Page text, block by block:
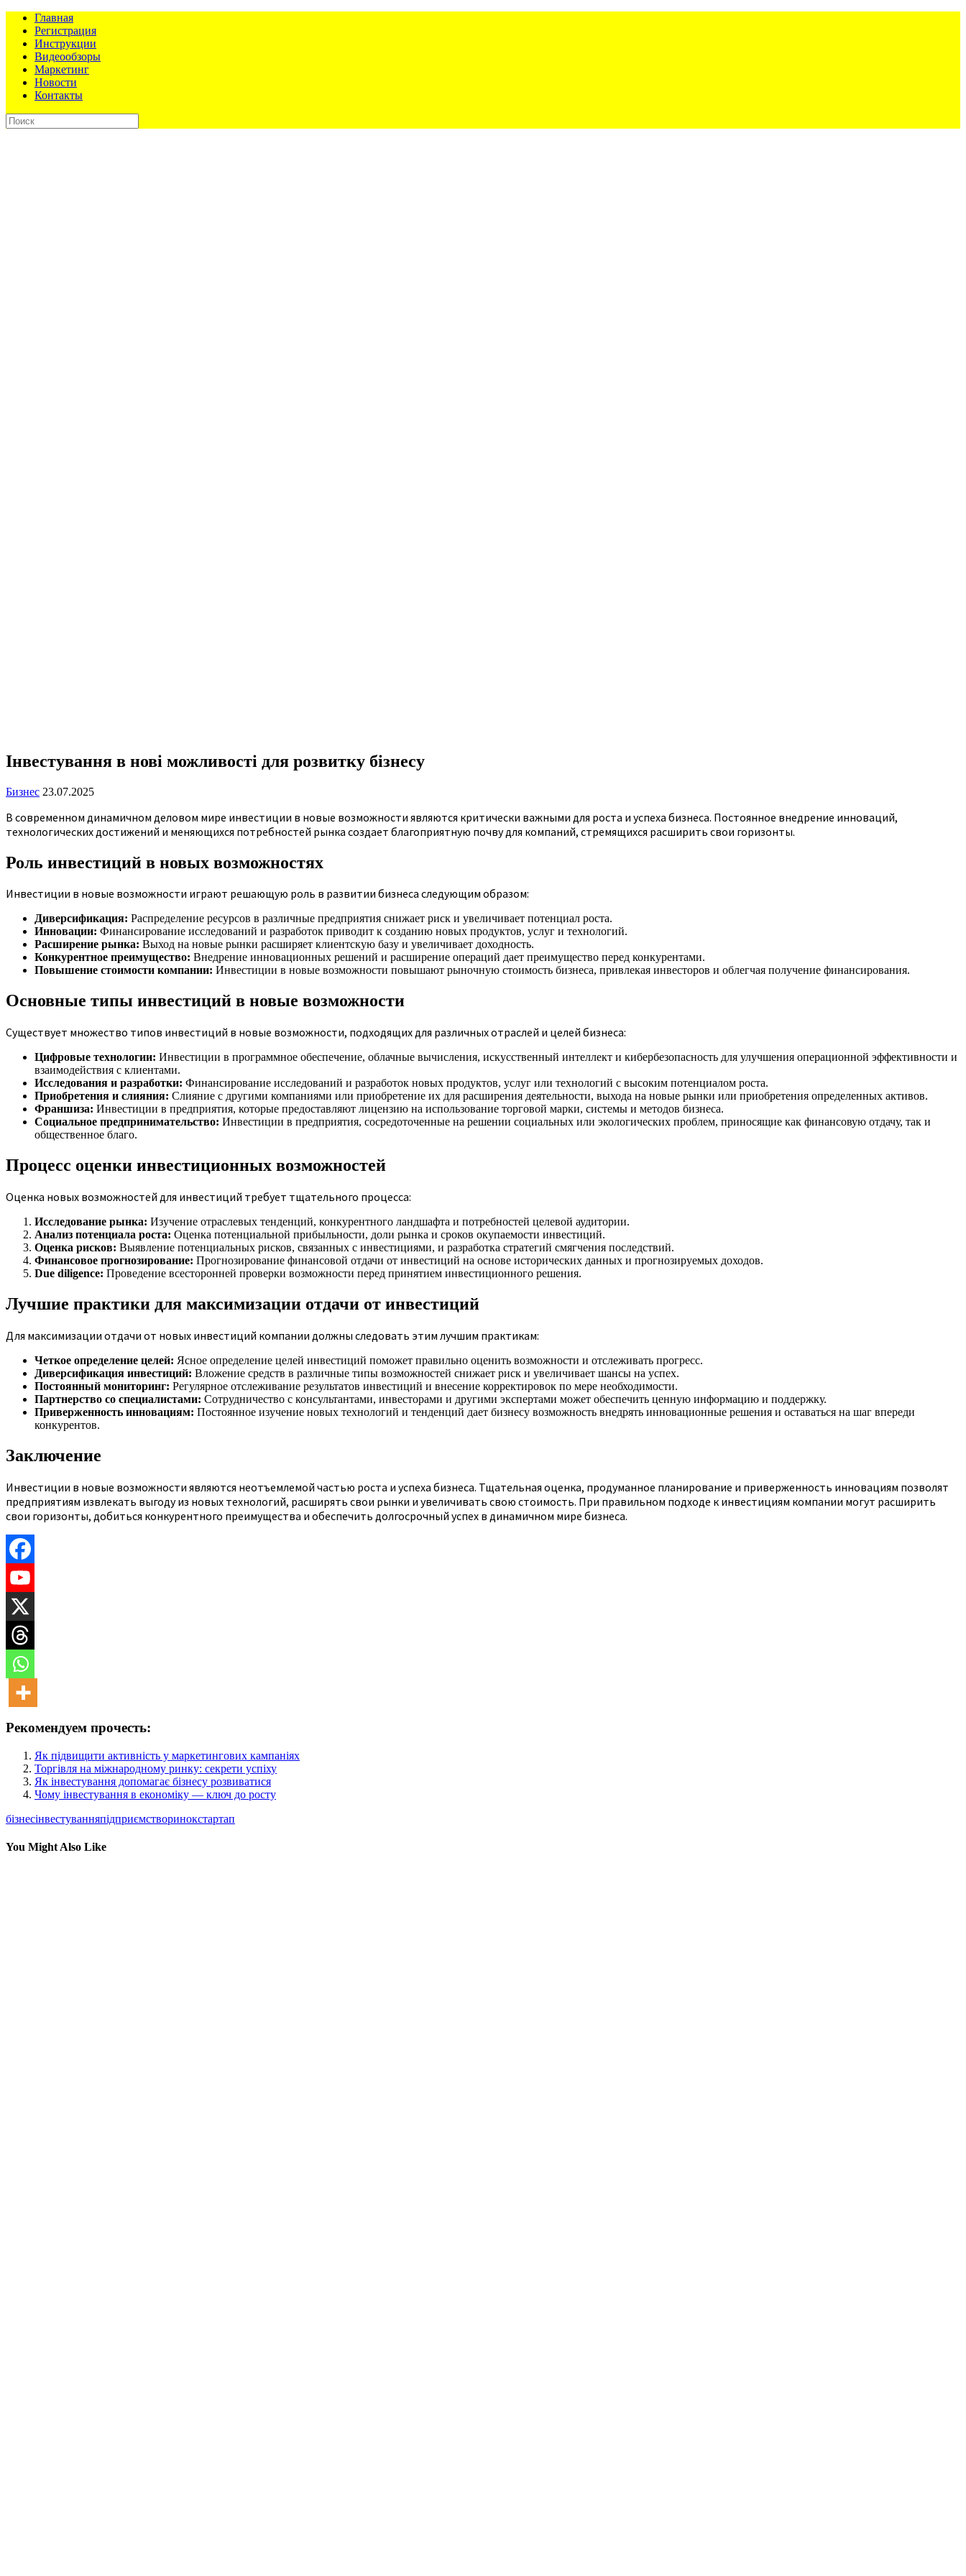
Главная
Регистрация
Инструкции
Видеообзоры
Маркетинг
Новости
Контакты
Інвестування в нові можливості для розвитку бізнесу
Бизнес 23.07.2025
В современном динамичном деловом мире инвестиции в новые возможности являются критически важными для роста и успеха бизнеса. Постоянное внедрение инноваций,
технологических достижений и меняющихся потребностей рынка создает благоприятную почву для компаний, стремящихся расширить свои горизонты.
Роль инвестиций в новых возможностях
Инвестиции в новые возможности играют решающую роль в развитии бизнеса следующим образом:
Диверсификация: Распределение ресурсов в различные предприятия снижает риск и увеличивает потенциал роста.
Инновации: Финансирование исследований и разработок приводит к созданию новых продуктов, услуг и технологий.
Расширение рынка: Выход на новые рынки расширяет клиентскую базу и увеличивает доходность.
Конкурентное преимущество: Внедрение инновационных решений и расширение операций дает преимущество перед конкурентами.
Повышение стоимости компании: Инвестиции в новые возможности повышают рыночную стоимость бизнеса, привлекая инвесторов и облегчая получение финансирования.
Основные типы инвестиций в новые возможности
Существует множество типов инвестиций в новые возможности, подходящих для различных отраслей и целей бизнеса:
Цифровые технологии: Инвестиции в программное обеспечение, облачные вычисления, искусственный интеллект и кибербезопасность для улучшения операционной эффективности и
взаимодействия с клиентами.
Исследования и разработки: Финансирование исследований и разработок новых продуктов, услуг или технологий с высоким потенциалом роста.
Приобретения и слияния: Слияние с другими компаниями или приобретение их для расширения деятельности, выхода на новые рынки или приобретения определенных активов.
Франшиза: Инвестиции в предприятия, которые предоставляют лицензию на использование торговой марки, системы и методов бизнеса.
Социальное предпринимательство: Инвестиции в предприятия, сосредоточенные на решении социальных или экологических проблем, приносящие как финансовую отдачу, так и
общественное благо.
Процесс оценки инвестиционных возможностей
Оценка новых возможностей для инвестиций требует тщательного процесса:
Исследование рынка: Изучение отраслевых тенденций, конкурентного ландшафта и потребностей целевой аудитории.
Анализ потенциала роста: Оценка потенциальной прибыльности, доли рынка и сроков окупаемости инвестиций.
Оценка рисков: Выявление потенциальных рисков, связанных с инвестициями, и разработка стратегий смягчения последствий.
Финансовое прогнозирование: Прогнозирование финансовой отдачи от инвестиций на основе исторических данных и прогнозируемых доходов.
Due diligence: Проведение всесторонней проверки возможности перед принятием инвестиционного решения.
Лучшие практики для максимизации отдачи от инвестиций
Для максимизации отдачи от новых инвестиций компании должны следовать этим лучшим практикам:
Четкое определение целей: Ясное определение целей инвестиций поможет правильно оценить возможности и отслеживать прогресс.
Диверсификация инвестиций: Вложение средств в различные типы возможностей снижает риск и увеличивает шансы на успех.
Постоянный мониторинг: Регулярное отслеживание результатов инвестиций и внесение корректировок по мере необходимости.
Партнерство со специалистами: Сотрудничество с консультантами, инвесторами и другими экспертами может обеспечить ценную информацию и поддержку.
Приверженность инновациям: Постоянное изучение новых технологий и тенденций дает бизнесу возможность внедрять инновационные решения и оставаться на шаг впереди
конкурентов.
Заключение
Инвестиции в новые возможности являются неотъемлемой частью роста и успеха бизнеса. Тщательная оценка, продуманное планирование и приверженность инновациям позволят
предприятиям извлекать выгоду из новых технологий, расширять свои рынки и увеличивать свою стоимость. При правильном подходе к инвестициям компании могут расширить
свои горизонты, добиться конкурентного преимущества и обеспечить долгосрочный успех в динамичном мире бизнеса.
Рекомендуем прочесть:
Як підвищити активність у маркетингових кампаніях
Торгівля на міжнародному ринку: секрети успіху
Як інвестування допомагає бізнесу розвиватися
Чому інвестування в економіку — ключ до росту
бізнесінвестуванняпідприємстворинокстартап
You Might Also Like